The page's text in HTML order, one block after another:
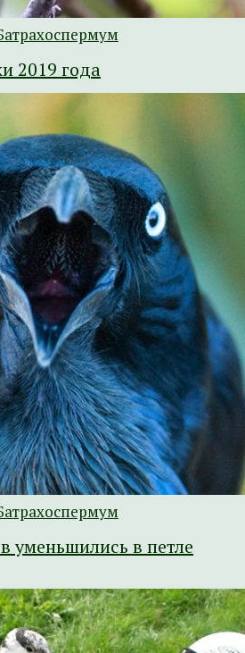
2019 года
уменьшились в петле